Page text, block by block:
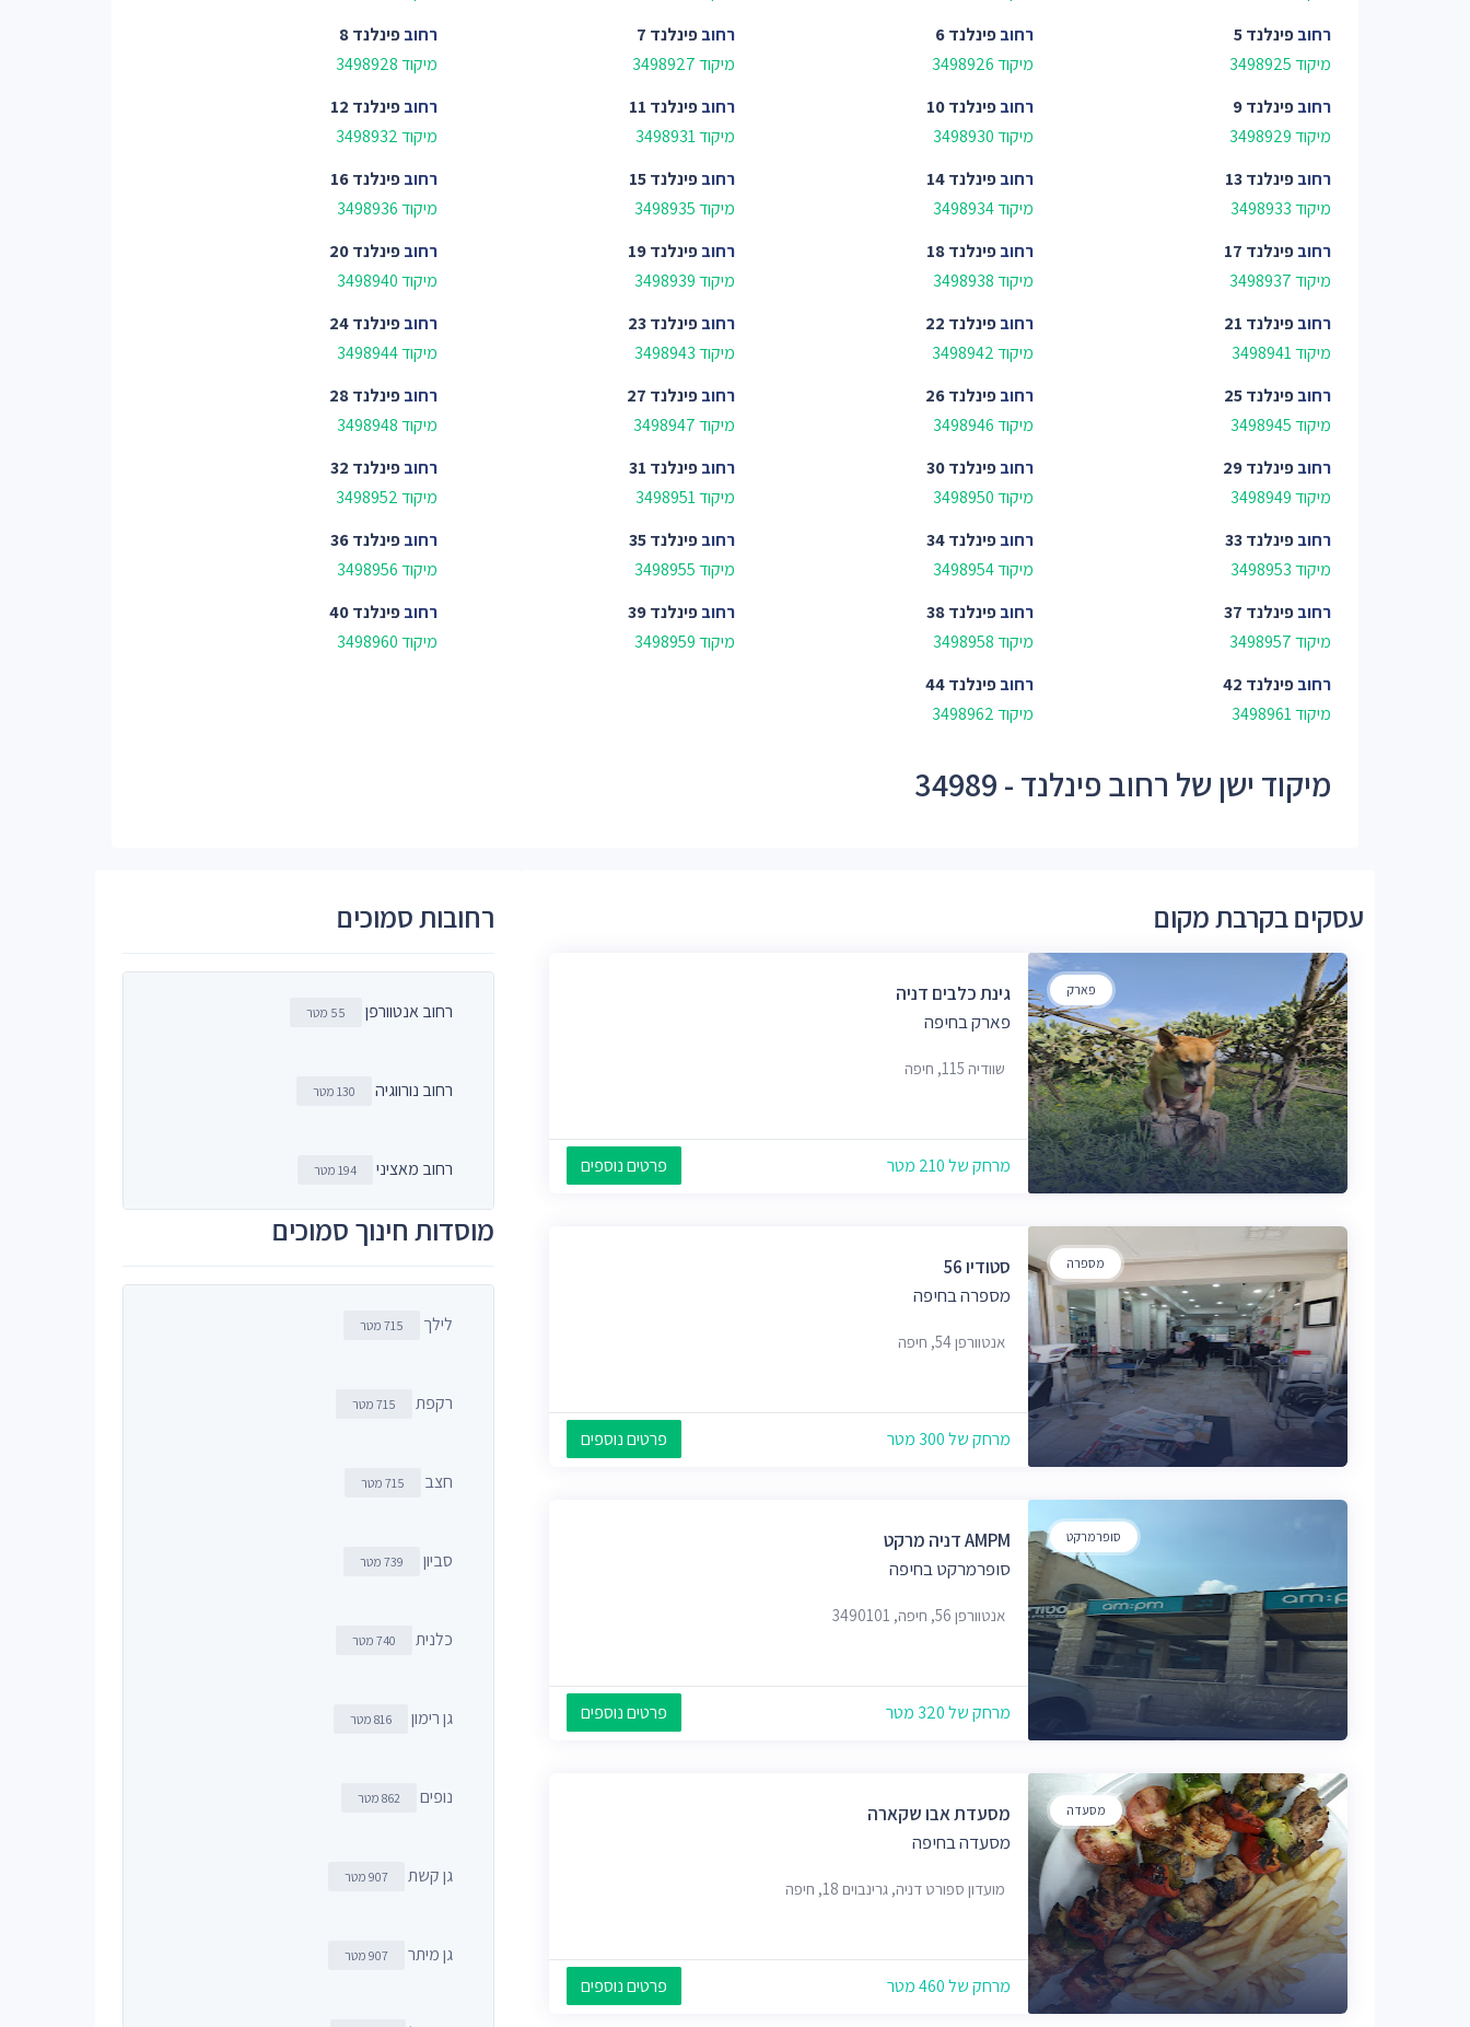
רחובפינלנד 5
מיקוד 3498925
רחובפינלנד 6
מיקוד 3498926
רחובפינלנד 7
מיקוד 3498927
רחובפינלנד 8
מיקוד 3498928
רחובפינלנד 9
מיקוד 3498929
רחובפינלנד 10
מיקוד 3498930
רחובפינלנד 11
מיקוד 3498931
רחובפינלנד 12
מיקוד 3498932
רחובפינלנד 13
מיקוד 3498933
רחובפינלנד 14
מיקוד 3498934
רחובפינלנד 15
מיקוד 3498935
רחובפינלנד 16
מיקוד 3498936
רחובפינלנד 17
מיקוד 3498937
רחובפינלנד 18
מיקוד 3498938
רחובפינלנד 19
מיקוד 3498939
רחובפינלנד 20
מיקוד 3498940
רחובפינלנד 21
מיקוד 3498941
רחובפינלנד 22
מיקוד 3498942
רחובפינלנד 23
מיקוד 3498943
רחובפינלנד 24
מיקוד 3498944
רחובפינלנד 25
מיקוד 3498945
רחובפינלנד 26
מיקוד 3498946
רחובפינלנד 27
מיקוד 3498947
רחובפינלנד 28
מיקוד 3498948
רחובפינלנד 29
מיקוד 3498949
רחובפינלנד 30
מיקוד 3498950
רחובפינלנד 31
מיקוד 3498951
רחובפינלנד 32
מיקוד 3498952
רחובפינלנד 33
מיקוד 3498953
רחובפינלנד 34
מיקוד 3498954
רחובפינלנד 35
מיקוד 3498955
רחובפינלנד 36
מיקוד 3498956
רחובפינלנד 37
מיקוד 3498957
רחובפינלנד 38
מיקוד 3498958
רחובפינלנד 39
מיקוד 3498959
רחובפינלנד 40
מיקוד 3498960
רחובפינלנד 42
מיקוד 3498961
רחובפינלנד 44
מיקוד 3498962
מיקוד ישן של רחוב פינלנד - 34989
עסקים בקרבת מקום
פארק
גינת כלבים דניה
פארק בחיפה
שוודיה 115, חיפה
מרחק של 210 מטר פרטים נוספים
מספרה
סטודיו 56
מספרה בחיפה
אנטוורפן 54, חיפה
מרחק של 300 מטר פרטים נוספים
סופרמרקט
AMPM דניה מרקט
סופרמרקט בחיפה
אנטוורפן 56, חיפה, 3490101
מרחק של 320 מטר פרטים נוספים
מסעדה
מסעדת אבו שקארה
מסעדה בחיפה
מועדון ספורט דניה, גרינבוים 18, חיפה
מרחק של 460 מטר פרטים נוספים
רחובות סמוכים
רחוב אנטוורפן 55 מטר
רחוב נורווגיה 130 מטר
רחוב מאציני 194 מטר
מוסדות חינוך סמוכים
לילך 715 מטר
רקפת 715 מטר
חצב 715 מטר
סביון 739 מטר
כלנית 740 מטר
גן רימון 816 מטר
נופים 862 מטר
גן קשת 907 מטר
גן מיתר 907 מטר